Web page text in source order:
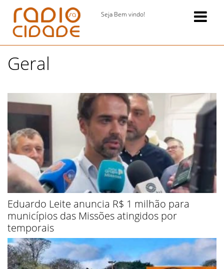
Seja Bem vindo!
Geral
Eduardo Leite anuncia R$ 1 milhão para
municípios das Missões atingidos por
temporais